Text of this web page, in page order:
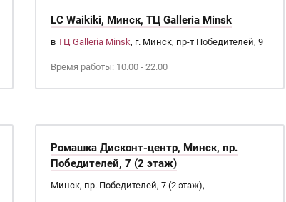
LC Waikiki, Минск, ТЦ Galleria Minsk
в ТЦ Galleria Minsk, г. Минск, пр-т Победителей, 9
Время работы: 10.00 - 22.00
Ромашка Дисконт-центр, Минск, пр.
Победителей, 7 (2 этаж)
Минск, пр. Победителей, 7 (2 этаж),